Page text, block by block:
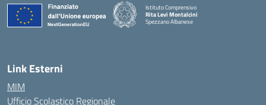
Istituto Comprensivo
Rita Levi Montalcini
Spezzano Albanese
— Visita la pagina iniziale della scuola
Link Esterni
MIM
Ufficio Scolastico Regionale